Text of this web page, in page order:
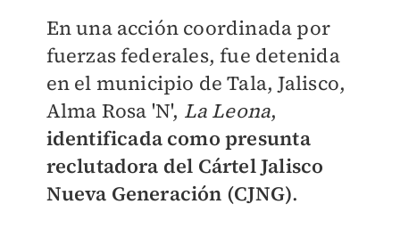
En una acción coordinada por
fuerzas federales, fue detenida
en el municipio de Tala, Jalisco,
Alma Rosa 'N', La Leona,
identificada como presunta
reclutadora del Cártel Jalisco
Nueva Generación (CJNG).